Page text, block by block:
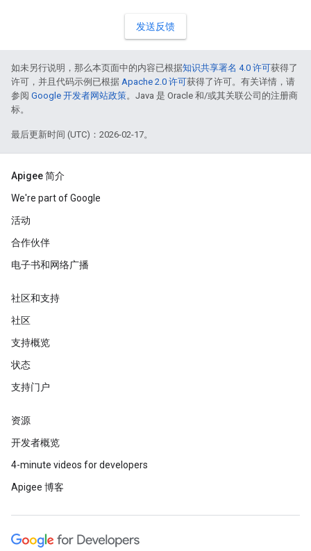
发送反馈
如未另行说明，那么本页面中的内容已根据知识共享署名 4.0 许可获得了
许可，并且代码示例已根据 Apache 2.0 许可获得了许可。有关详情，请
参阅 Google 开发者网站政策。Java 是 Oracle 和/或其关联公司的注册商
标。
最后更新时间 (UTC)：2026-02-17。
Apigee 简介
We're part of Google
活动
合作伙伴
电子书和网络广播
社区和支持
社区
支持概览
状态
支持门户
资源
开发者概览
4-minute videos for developers
Apigee 博客